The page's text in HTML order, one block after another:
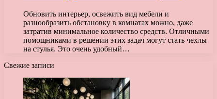
Обновить интерьер, освежить вид мебели и
разнообразить обстановку в комнатах можно, даже
затратив минимальное количество средств. Отличными
помощниками в решении этих задач могут стать чехлы
на стулья. Это очень удобный…
Свежие записи